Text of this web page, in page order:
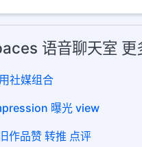
语音聊天室 更
社媒组合
曝光 view
作品赞 转推 点评